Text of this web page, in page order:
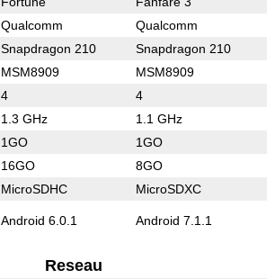
Qualcomm Qualcomm
Snapdragon 210 Snapdragon 210
MSM8909 MSM8909
4 4
1.3 GHz 1.1 GHz
1GO 1GO
16GO 8GO
MicroSDHC MicroSDXC
Android 6.0.1 Android 7.1.1
Reseau